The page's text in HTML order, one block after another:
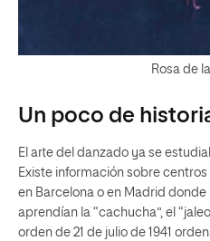
Rosa de
Un poco de
El arte del danzado ya se
Existe información sobre
en Barcelona o en Madrid donde
aprendían la “cachucha”, el
orden de 21 de julio de 1941